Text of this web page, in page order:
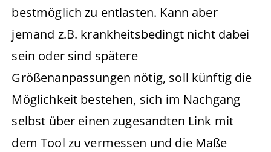
bestmöglich zu entlasten. Kann aber
jemand z.B. krankheitsbedingt nicht dabei
sein oder sind spätere
Größenanpassungen nötig, soll künftig die
Möglichkeit bestehen, sich im Nachgang
selbst über einen zugesandten Link mit
dem Tool zu vermessen und die Maße